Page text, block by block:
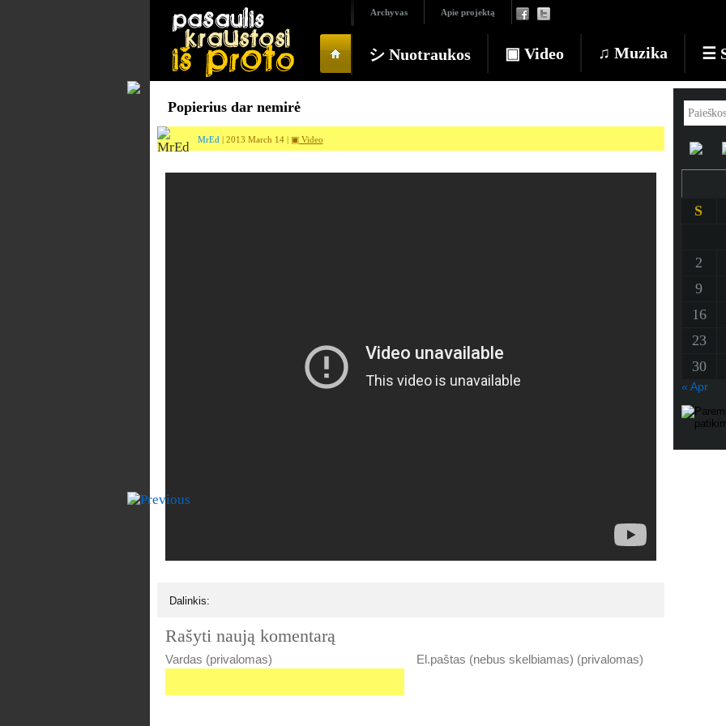
Archyvas Apie projektą
シ Nuotraukos ▣ Video ♫ Muzika ☰
Popierius dar nemirė
MrEd | 2013 March 14 | ▣ Video
Dalinkis:
Rašyti naują komentarą
Vardas (privalomas) El.paštas (nebus skelbiamas) (privalomas)
S
2
9
16
23
30
« Apr